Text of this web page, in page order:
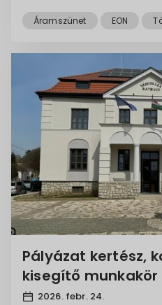
Áramszünet EON
Pályázat kertész,
kisegítő
2026. febr. 24.